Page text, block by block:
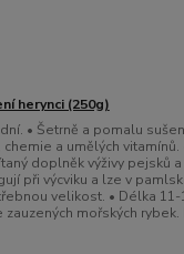
herynci (250g)
• Šetrně a pomalu
chemie a umělých vitamínů.
doplněk výživy pejsků a
při výcviku a lze v
velikost. • Délka 11-
mořských rybek.